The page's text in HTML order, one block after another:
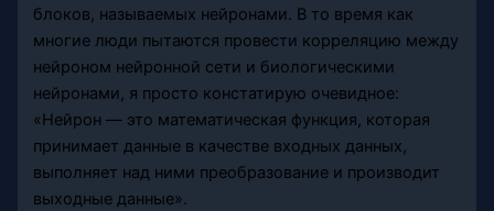
блоков, называемых нейронами. В то время как
многие люди пытаются провести корреляцию между
нейроном нейронной сети и биологическими
нейронами, я просто констатирую очевидное:
«Нейрон — это математическая функция, которая
принимает данные в качестве входных данных,
выполняет над ними преобразование и производит
выходные данные».